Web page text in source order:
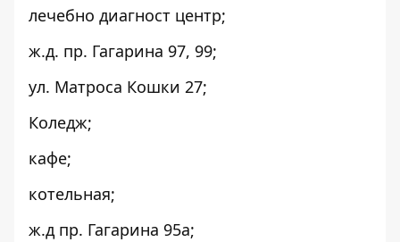
лечебно диагност центр;
ж.д. пр. Гагарина 97, 99;
ул. Матроса Кошки 27;
Коледж;
кафе;
котельная;
ж.д пр. Гагарина 95а;